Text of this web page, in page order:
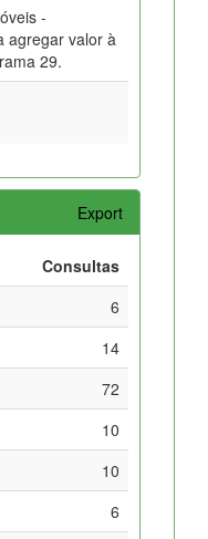
-
agregar valor à
29.
Export
Consultas
6
14
72
10
10
6